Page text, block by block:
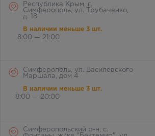
Республика Крым, г.
Симферополь, ул. Трубаченко,
д. 18
В наличии меньше 3 шт.
8:00 — 21:00
Симферополь, ул. Василевского
Маршала, дом 4
В наличии меньше 3 шт.
8:00 — 20:00
Симферопольский р-н, с.